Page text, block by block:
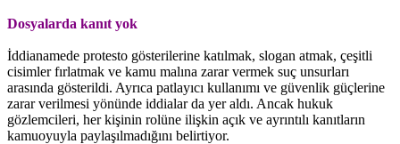
Dosyalarda kanıt yok
İddianamede protesto gösterilerine katılmak, slogan atmak, çeşitli
cisimler fırlatmak ve kamu malına zarar vermek suç unsurları
arasında gösterildi. Ayrıca patlayıcı kullanımı ve güvenlik güçlerine
zarar verilmesi yönünde iddialar da yer aldı. Ancak hukuk
gözlemcileri, her kişinin rolüne ilişkin açık ve ayrıntılı kanıtların
kamuoyuyla paylaşılmadığını belirtiyor.